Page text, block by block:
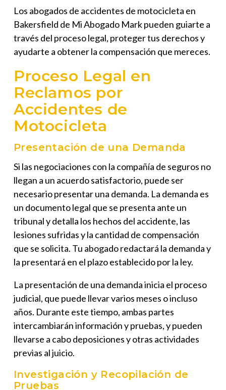
Los abogados de accidentes de motocicleta en
Bakersfield de Mi Abogado Mark pueden guiarte a
través del proceso legal, proteger tus derechos y
ayudarte a obtener la compensación que mereces.
Proceso Legal en
Reclamos por
Accidentes de
Motocicleta
Presentación de una Demanda
Si las negociaciones con la compañía de seguros no
llegan a un acuerdo satisfactorio, puede ser
necesario presentar una demanda. La demanda es
un documento legal que se presenta ante un
tribunal y detalla los hechos del accidente, las
lesiones sufridas y la cantidad de compensación
que se solicita. Tu abogado redactará la demanda y
la presentará en el plazo establecido por la ley.
La presentación de una demanda inicia el proceso
judicial, que puede llevar varios meses o incluso
años. Durante este tiempo, ambas partes
intercambiarán información y pruebas, y pueden
llevarse a cabo deposiciones y otras actividades
previas al juicio.
Investigación y Recopilación de
Pruebas